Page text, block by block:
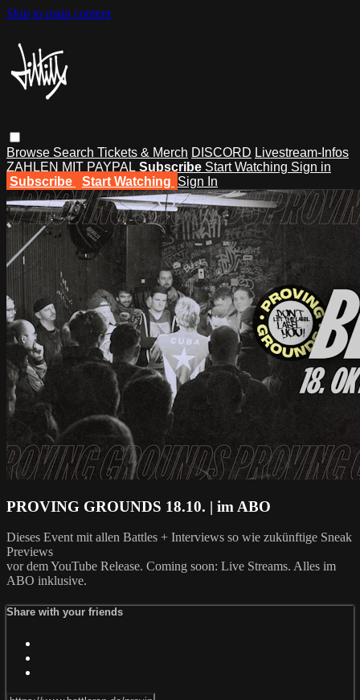
Skip to main content
Browse Search Tickets & Merch DISCORD Livestream-Infos
ZAHLEN MIT PAYPAL Subscribe Start Watching Sign in
Subscribe
Start Watching Sign In
PROVING GROUNDS 18.10. | im ABO
Dieses Event mit allen Battles + Interviews so wie zukünftige Sneak
Previews
vor dem YouTube Release. Coming soon: Live Streams. Alles im
ABO inklusive.
Share with your friends